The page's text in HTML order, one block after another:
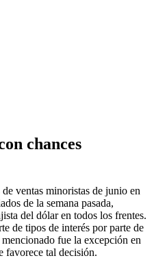
chances
ventas minoristas de junio en
de la semana pasada,
del dólar en todos los frentes.
de tipos de interés por parte de
fue la excepción en
favorece tal decisión.